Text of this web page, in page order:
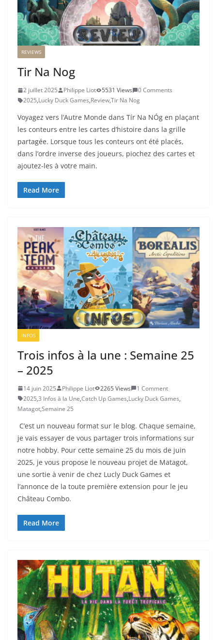
REVIEWS
Tir Na Nog
2 juillet 2025 Philippe Liot 5531 Views
0 Comments
2025,Lucky Duck Games,Review,Tir Na Nog
Voyagez vers l’Autre Monde dans Tír Na NÓg en plaçant
les conteurs entre les cartes d’histoire dans la grille
partagée. Lorsque tous les conteurs ont été placés,
dans l’ordre inverse des joueurs, piochez des cartes et
ajoutez-les à votre main.
Read More
INFOS
Trois infos à la une : Semaine 25
– 2025
14 juin 2025 Philippe Liot 2265 Views
1 Comment
2025,3 Infos à la Une,Catch Up Games,Lucky Duck Games,
Matagot,Semaine 25
C’est un nouveau format sur le blog. Chaque semaine,
je vais essayer de vous partager trois informations sur
notre hobby. Pour cette semaine 25 du mois de juin
2025, je vous propose le nouveau projet de Matagot,
une sortie à venir de chez Lucly Duck Games et
l’annonce de la toute première extension pour le jeu
Château Combo.
Read More